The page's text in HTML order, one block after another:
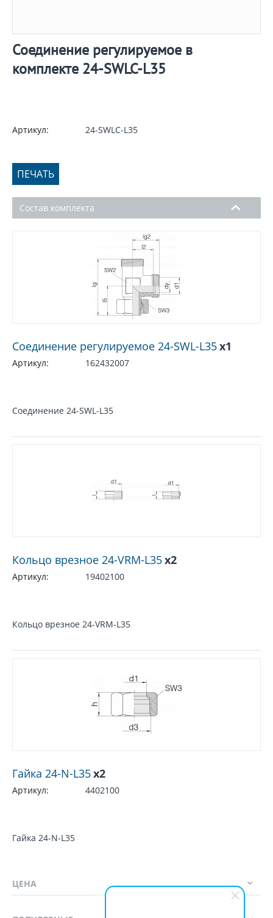
Соединение регулируемое в
комплекте 24-SWLC-L35
Артикул: 24-SWLC-L35
ПЕЧАТЬ
Состав комплекта
Соединение регулируемое 24-SWL-L35x1
Артикул: 162432007
Соединение 24-SWL-L35
Кольцо врезное 24-VRM-L35x2
Артикул: 19402100
Кольцо врезное 24-VRM-L35
Гайка 24-N-L35x2
Артикул: 4402100
Гайка 24-N-L35
ЦЕНА